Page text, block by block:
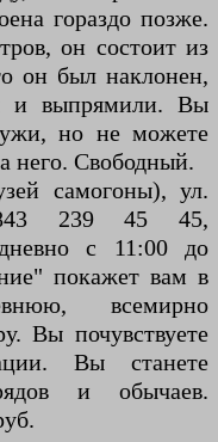
гораздо позже.
он состоит из
он был наклонен,
и выпрямили. Вы
но не можете
него. Свободный.
самогоны), ул.
239 45 45,
с 11:00 до
покажет вам в
всемирно
Вы почувствуете
Вы станете
и обычаев.